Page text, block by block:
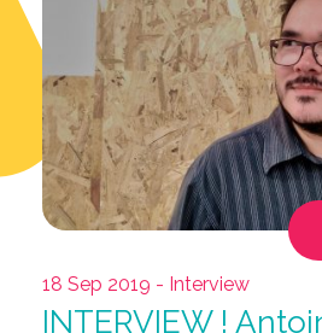
18 Sep 2019 - Interview
INTERVIEW !